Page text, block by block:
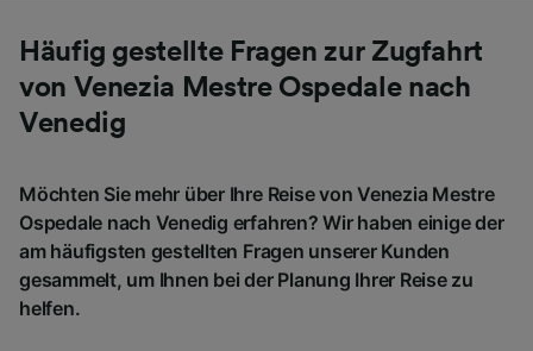
Häufig gestellte Fragen zur Zugfahrt
von Venezia Mestre Ospedale nach
Venedig
Möchten Sie mehr über Ihre Reise von Venezia Mestre
Ospedale nach Venedig erfahren? Wir haben einige der
am häufigsten gestellten Fragen unserer Kunden
gesammelt, um Ihnen bei der Planung Ihrer Reise zu
helfen.